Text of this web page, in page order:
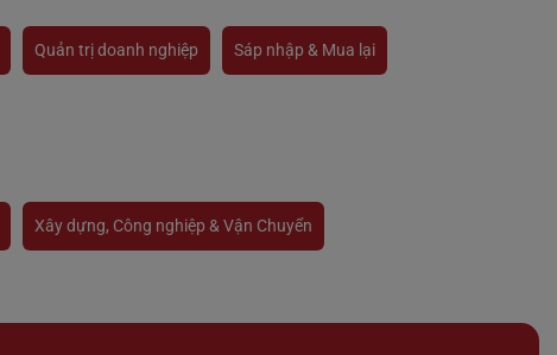
Quản trị doanh nghiệp Sáp nhập & Mua lại
Xây dựng, Công nghiệp & Vận Chuyển